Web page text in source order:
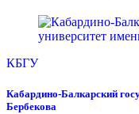
КБГУ
Кабардино-Балкарский
Бербекова